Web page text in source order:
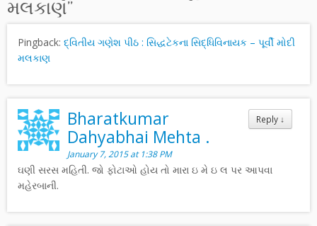
મલકાણ”
Pingback: દ્વિતીય ગણેશ પીઠ : સિદ્ધટેકના સિદ્ધિવિનાયક – પૂર્વી મોદી
મલકાણ
Reply ↓
Bharatkumar
Dahyabhai Mehta .
January 7, 2015 at 1:38 PM
ઘણી સરસ મહિતી. જો ફોટાઓ હોય તો મારા ઇ મે ઇ લ પર આપવા
મહેરબાની.